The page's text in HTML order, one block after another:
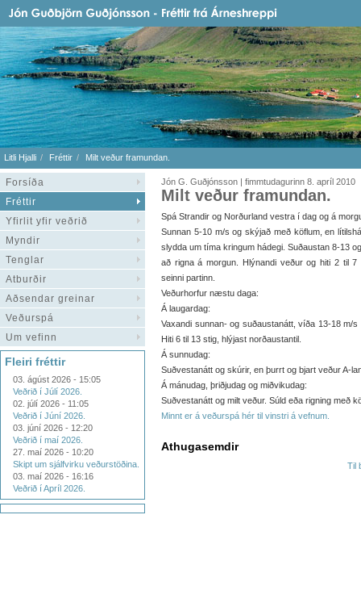
Litli Hjalli Fréttir Milt veður framundan.
Forsíða
Fréttir
Yfirlit yfir veðrið
Myndir
Tenglar
Atburðir
Aðsendar greinar
Veðurspá
Um vefinn
Fleiri fréttir
03. ágúst 2026 - 15:05
Veðrið í Júlí 2026.
02. júlí 2026 - 11:05
Veðrið í Júní 2026.
03. júní 2026 - 12:20
Veðrið í maí 2026.
27. maí 2026 - 10:20
Skipt um sjálfvirku veðurstöðina.
03. maí 2026 - 16:16
Veðrið í Apríl 2026.
Jón G. Guðjónsson | fimmtudagurinn 8. apríl 2010
Milt veður framundan.
Spá Strandir og Norðurland vestra í dag og á
Sunnan 5-10 m/s og skýjað með köflum, en
slydda um tíma kringum hádegi. Suðaustan 8-13
að rigna á morgun. Hlýnandi veður og hiti 2 til 7
seinni partinn.
Veðurhorfur næstu daga:
Á laugardag:
Vaxandi sunnan- og suðaustanátt, víða 13-18 m/
Hiti 6 til 13 stig, hlýjast norðaustantil.
Á sunnudag:
Suðvestanátt og skúrir, en þurrt og bjart veður A-
Á mánudag, þriðjudag og miðvikudag:
Suðvestanátt og milt veður. Súld eða rigning með
Minnt er á veðurspá hér til vinstri á vefnum.
Athugasemdir
Til